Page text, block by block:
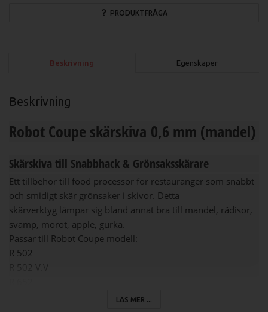
PRODUKTFRÅGA
Beskrivning Egenskaper
Beskrivning
Robot Coupe skärskiva 0,6 mm (mandel)
Skärskiva till Snabbhack & Grönsaksskärare
Ett tillbehör till food processor för restauranger som snabbt
och smidigt skär grönsaker i skivor. Detta
skärverktyg lämpar sig bland annat bra till mandel, rädisor,
svamp, morot, äpple, gurka.
Passar till Robot Coupe modell:
R 502
R 502 V.V
LÄS MER ...